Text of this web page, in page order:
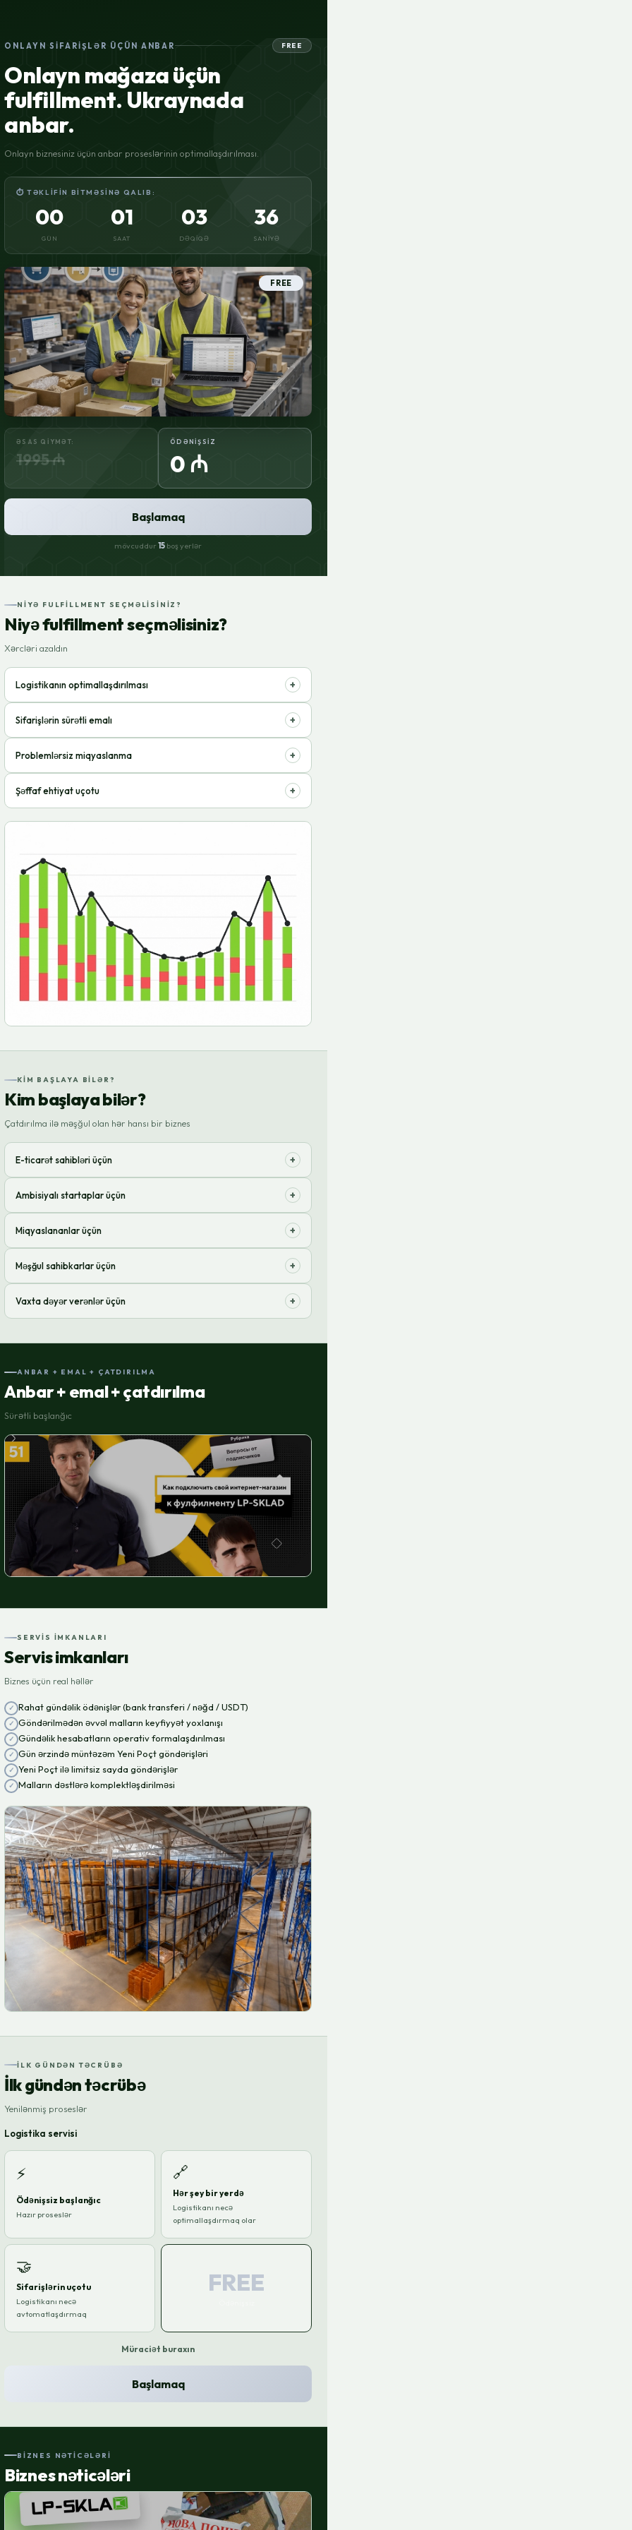
ONLAYN SIFARIŞLƏR ÜÇÜN ANBAR FREE
Onlayn mağaza üçün
fulfillment. Ukraynada
anbar.
Onlayn biznesiniz üçün anbar proseslərinin optimallaşdırılması.
⏱ TƏKLIFIN BITMƏSINƏ QALIB:
00
GÜN
01
SAAT
03
DƏQIQƏ
35
SANIYƏ
FREE
ƏSAS QIYMƏT:
1995 ₼
ÖDƏNIŞSIZ
0 ₼
Başlamaq
mövcuddur 15 boş yerlər
NIYƏ FULFILLMENT SEÇMƏLISINIZ?
Niyə fulfillment seçməlisiniz?
Xərcləri azaldın
Logistikanın optimallaşdırılması +
Sifarişlərin sürətli emalı
+
Problemlərsiz miqyaslanma
+
Şəffaf ehtiyat uçotu
+
KIM BAŞLAYA BILƏR?
Kim başlaya bilər?
Çatdırılma ilə məşğul olan hər hansı bir biznes
E-ticarət sahibləri üçün +
optimallaşdırın.
Ambisiyalı startaplar üçün +
başlanğıc.
Miqyaslananlar üçün +
Öz resurslarınızla məhdudlaşmadan satış coğrafiyasını genişləndirin.
Məşğul sahibkarlar üçün
+
Sifarişlərin qablaşdırılması və göndərilməsi ilə bağlı rutin işləri unutun.
Vaxta dəyər verənlər üçün
+
edəcəyik.
ANBAR + EMAL + ÇATDIRILMA
Anbar + emal + çatdırılma
Sürətli başlanğıc
SERVIS IMKANLARI
Servis imkanları
Biznes üçün real həllər
Rahat gündəlik ödənişlər (bank transferi / nəğd / USDT)
Göndərilmədən əvvəl malların keyfiyyət yoxlanışı
Gündəlik hesabatların operativ formalaşdırılması
Gün ərzində müntəzəm Yeni Poçt göndərişləri
Yeni Poçt ilə limitsiz sayda göndərişlər
Malların dəstlərə komplektləşdirilməsi
İLK GÜNDƏN TƏCRÜBƏ
İlk gündən təcrübə
Yenilənmiş proseslər
Logistika servisi
⚡
Ödənişsiz başlanğıc
Hazır proseslər
🔗
Hər şey bir yerdə
Logistikanı necə
optimallaşdırmaq olar
🤝
Sifarişlərin uçotu
Logistikanı necə
avtomatlaşdırmaq
FREE
Müraciət buraxın
Başlamaq
BIZNES NƏTICƏLƏRI
Biznes nəticələri